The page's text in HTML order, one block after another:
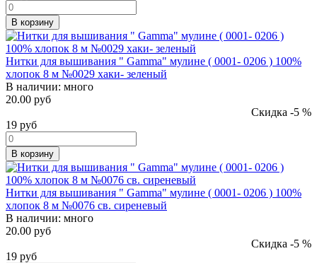
В корзину
Нитки для вышивания " Gamma" мулине ( 0001- 0206 ) 100%
хлопок 8 м №0029 хаки- зеленый
В наличии: много
20.00 руб
Скидка -5 %
19 руб
В корзину
Нитки для вышивания " Gamma" мулине ( 0001- 0206 ) 100%
хлопок 8 м №0076 св. сиреневый
В наличии: много
20.00 руб
Скидка -5 %
19 руб